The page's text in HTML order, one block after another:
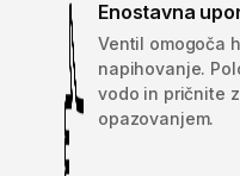
Enostavna
Ventil omogoča
napihovanje.
vodo in pričnite z
opazovanjem.